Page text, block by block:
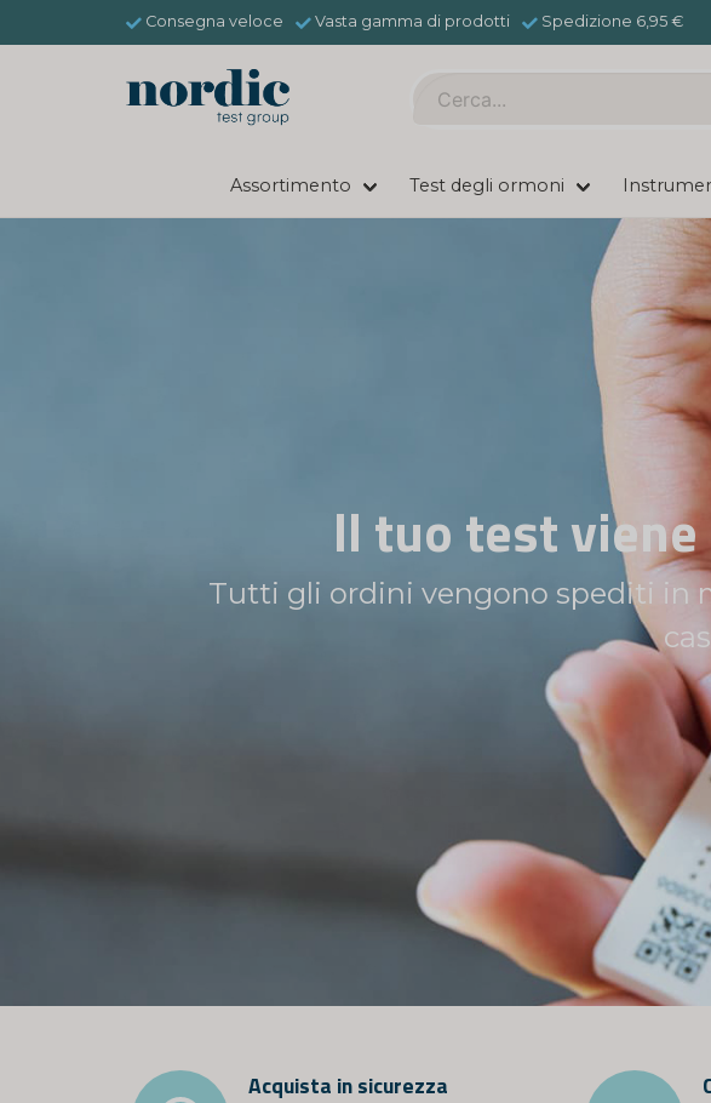
Consegna veloce Vasta gamma di prodotti Spedizione 6,95 €
Assortimento Test degli ormoni
Test rapidi
Fai il test a casa e ricevi i risultati
Acquista in sicurezza